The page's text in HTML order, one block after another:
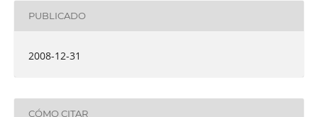
PUBLICADO
2008-12-31
CÓMO CITAR